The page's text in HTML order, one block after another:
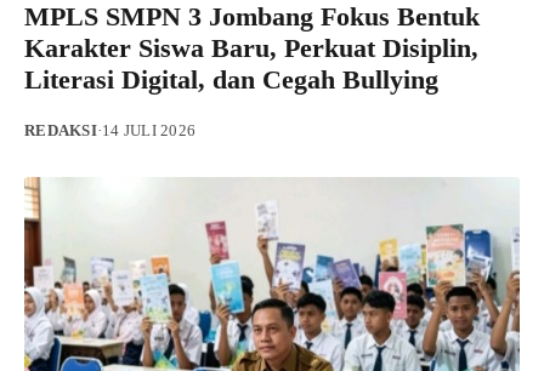
MPLS SMPN 3 Jombang Fokus Bentuk
Karakter Siswa Baru, Perkuat Disiplin,
Literasi Digital, dan Cegah Bullying
REDAKSI·14 JULI 2026